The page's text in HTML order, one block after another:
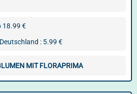
18.99 €
: 5.99 €
MIT FLORAPRIMA